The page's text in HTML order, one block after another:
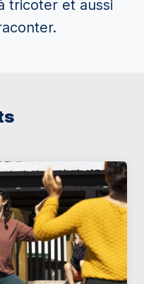
tricoter et aussi